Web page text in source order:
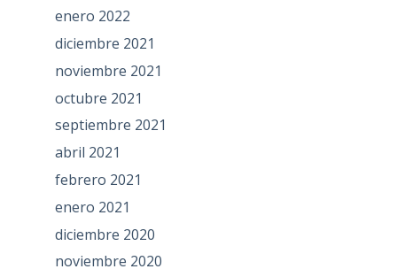
enero 2022
diciembre 2021
noviembre 2021
octubre 2021
septiembre 2021
abril 2021
febrero 2021
enero 2021
diciembre 2020
noviembre 2020